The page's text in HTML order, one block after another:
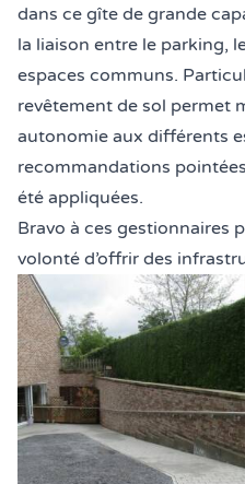
dans ce gîte de grande
la liaison entre le parking,
espaces communs.
revêtement de sol permet
autonomie aux différents
recommandations
été appliquées.
Bravo à ces gestionnaires
volonté d’offrir des
Légende de la photo :
Gîte Aubelrando